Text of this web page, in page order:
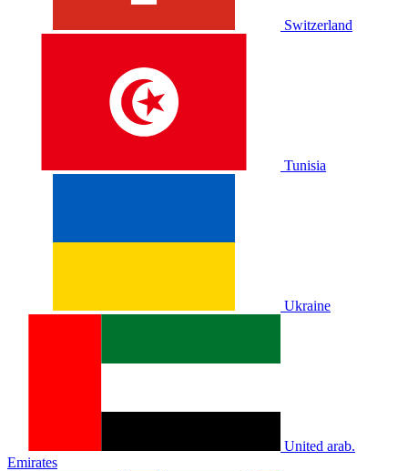
Switzerland
Tunisia
Ukraine
United arab.
Emirates